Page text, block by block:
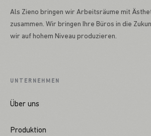
Als Zieno bringen wir Arbeitsräume mit
zusammen. Wir bringen Ihre Büros in die
wir auf hohem Niveau produzieren.
UNTERNEHMEN
Über uns
Produktion